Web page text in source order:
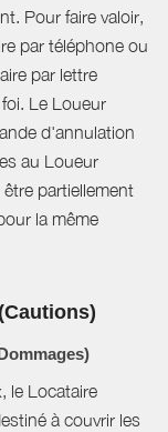
Pour faire valoir,
par téléphone ou
par lettre
Le Loueur
d'annulation
au Loueur
partiellement
la même
le Locataire
à couvrir les